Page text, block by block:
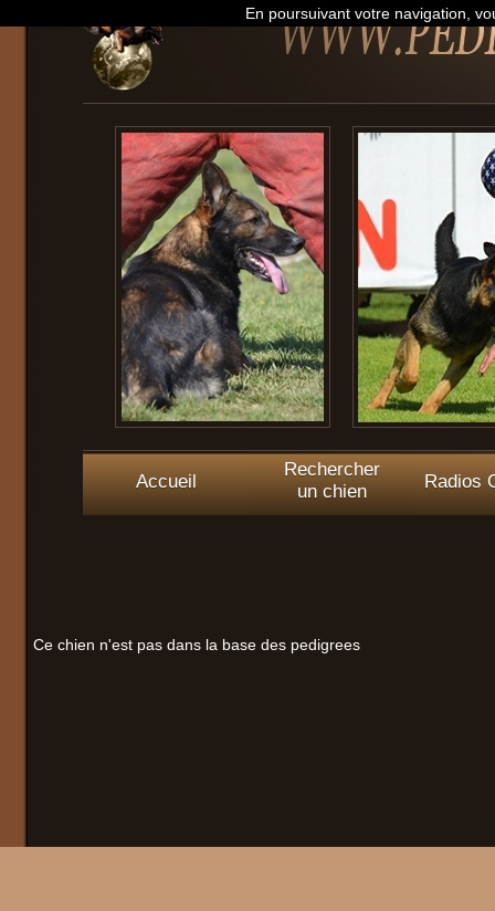
Accueil
Rechercher
un chien
Radios
Ce chien n'est pas dans la base des pedigrees
En poursuivant votre navigation,